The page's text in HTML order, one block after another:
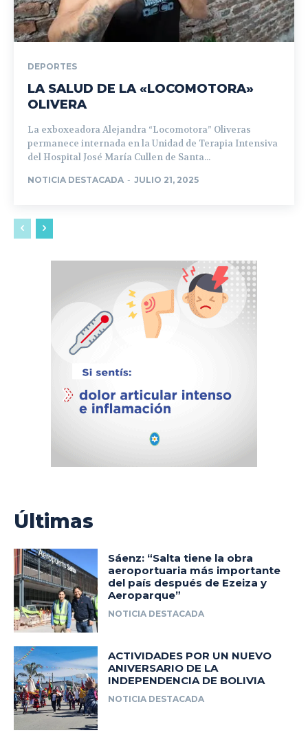
DEPORTES
LA SALUD DE LA «LOCOMOTORA»
OLIVERA
La exboxeadora Alejandra “Locomotora” Oliveras
permanece internada en la Unidad de Terapia Intensiva
del Hospital José María Cullen de Santa...
NOTICIA DESTACADA - JULIO 21, 2025
Últimas
Sáenz: “Salta tiene la obra
aeroportuaria más importante
del país después de Ezeiza y
Aeroparque”
NOTICIA DESTACADA
ACTIVIDADES POR UN NUEVO
ANIVERSARIO DE LA
INDEPENDENCIA DE BOLIVIA
NOTICIA DESTACADA